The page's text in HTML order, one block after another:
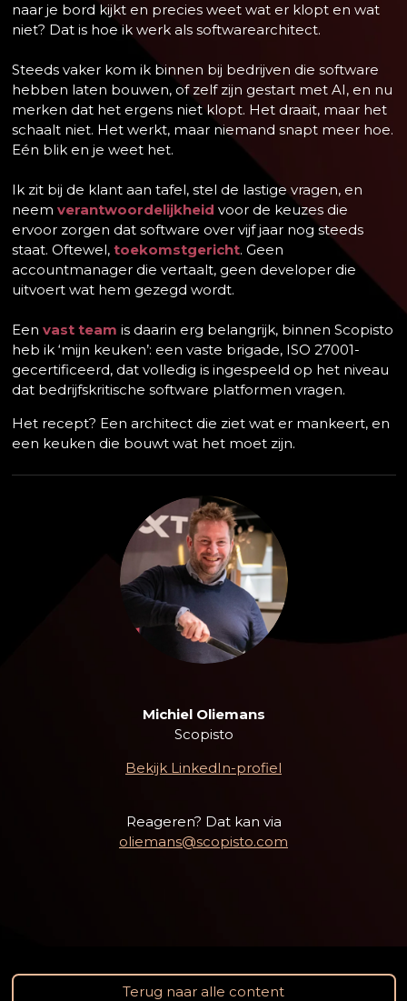
naar je bord kijkt en precies weet wat er klopt en wat
niet? Dat is hoe ik werk als softwarearchitect.
Steeds vaker kom ik binnen bij bedrijven die software
hebben laten bouwen, of zelf zijn gestart met AI, en nu
merken dat het ergens niet klopt. Het draait, maar het
schaalt niet. Het werkt, maar niemand snapt meer hoe.
Eén blik en je weet het.
Ik zit bij de klant aan tafel, stel de lastige vragen, en
neem verantwoordelijkheid voor de keuzes die
ervoor zorgen dat software over vijf jaar nog steeds
staat. Oftewel, toekomstgericht. Geen
accountmanager die vertaalt, geen developer die
uitvoert wat hem gezegd wordt.
Een vast team is daarin erg belangrijk, binnen Scopisto
heb ik ‘mijn keuken’: een vaste brigade, ISO 27001-
gecertificeerd, dat volledig is ingespeeld op het niveau
dat bedrijfskritische software platformen vragen.
Het recept? Een architect die ziet wat er mankeert, en
een keuken die bouwt wat het moet zijn.
Michiel Oliemans
Scopisto
Bekijk LinkedIn-profiel
Reageren? Dat kan via
oliemans@scopisto.com
Terug naar alle content